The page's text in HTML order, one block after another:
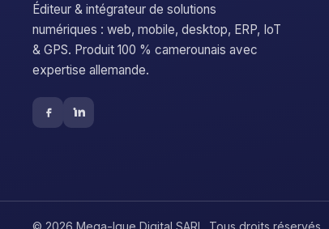
Éditeur & intégrateur de solutions
numériques : web, mobile, desktop, ERP, IoT
& GPS. Produit 100 % camerounais avec
expertise allemande.
© 2026 Mega-Ique Digital SARL. Tous droits réservés.